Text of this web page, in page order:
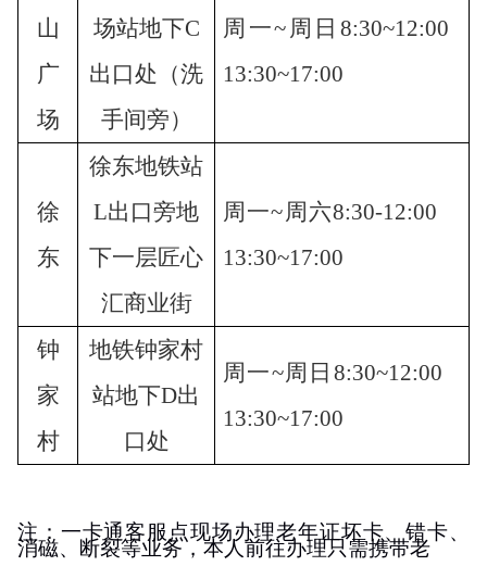
山
广
场
场站地下C
出口处 （洗
手间旁）
周一~ 周 日8:30~12:00
13:30~17:00
徐
东
徐东地铁站
L出口旁地
下一层匠心
汇商业街
周一~周 六8:30-12:00
13:30~17:00
钟
家
村
地铁钟家村
站地下D出
口处
周一~周 日 8:30~12:00
13:30~17:00
注：一卡通客服点现场办理老年证坏卡、错卡、
消磁、断裂等业务，本人前往办理只需携带老